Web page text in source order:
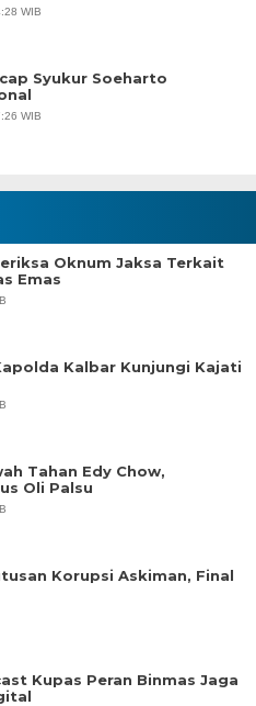
WIB
Syukur Soeharto
WIB
Oknum Jaksa Terkait
Emas
Kalbar Kunjungi Kajati
Tahan Edy Chow,
Oli Palsu
Korupsi Askiman, Final
Kupas Peran Binmas Jaga